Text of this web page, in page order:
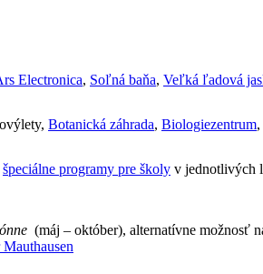
Electronica, Soľná baňa, Veľká ľadová
Botanická záhrada, Biologiezentrum,
špeciálne programy pre školy v jednotlivých
(máj – október), alternatívne možnosť